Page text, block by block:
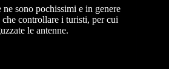
sono pochissimi e in genere
controllare i turisti, per cui
le antenne.